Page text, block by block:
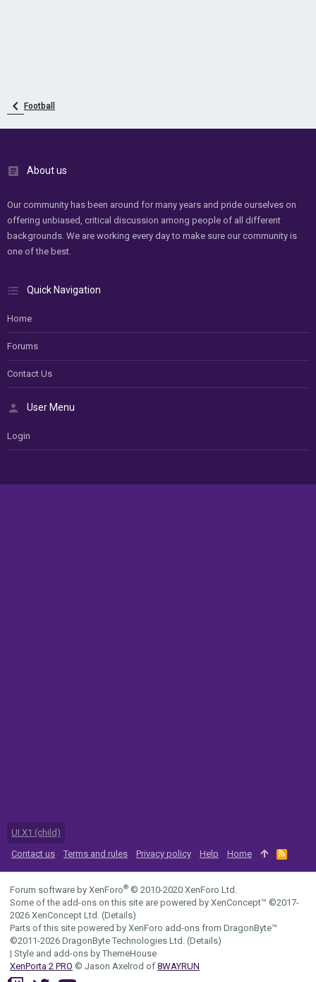
Football
About us
Our community has been around for many years and pride ourselves on
offering unbiased, critical discussion among people of all different
backgrounds. We are working every day to make sure our community is
one of the best.
Quick Navigation
Home
Forums
Contact Us
User Menu
Login
UI.X1 (child)
Contact us
Terms and rules Privacy policy Help Home
R
S
Forum software by XenForo® © 2010-2020 XenForo Ltd.
Some of the add-ons on this site are powered by XenConcept™ ©2017-
2026 XenConcept Ltd. (Details)
Parts of this site powered by XenForo add-ons from DragonByte™
©2011-2026 DragonByte Technologies Ltd. (Details)
| Style and add-ons by ThemeHouse
XenPorta 2 PRO © Jason Axelrod of 8WAYRUN